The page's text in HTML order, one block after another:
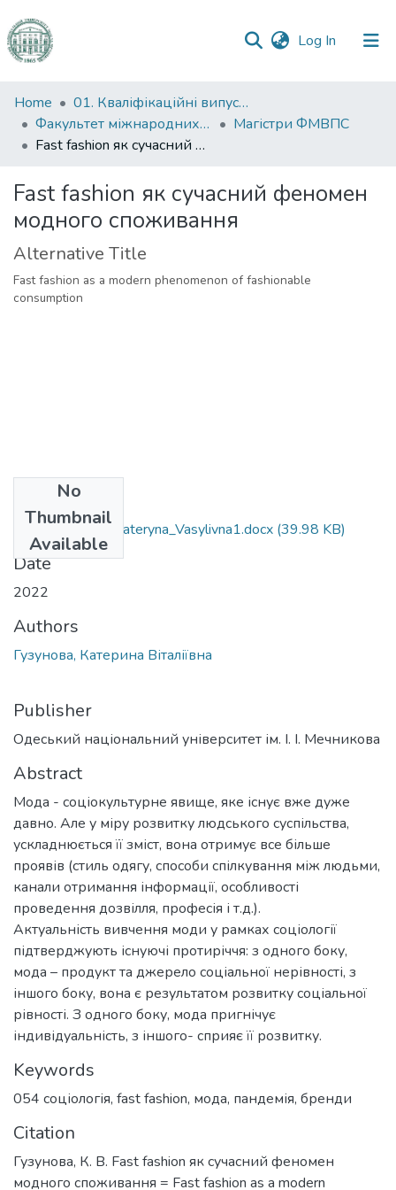
Log In (current)
Communities
&
Collections
Statistics
Home
01. Кваліфікаційні випускні роботи здобувачів вищої освіти
Факультет міжнародних відносин, політології та соціології
Магістри ФМВПС
Fast fashion як сучасний феномен модного споживання
Fast fashion як сучасний феномен
модного споживання
Alternative Title
Fast fashion as a modern phenomenon of fashionable
consumption
No
Thumbnail
Available
054_Huzunova_Kateryna_Vasylivna1.docx (39.98 KB)
Date
2022
Authors
Гузунова, Катерина Віталіївна
Publisher
Одеський національний університет ім. І. І. Мечникова
Abstract
Мода - соціокультурне явище, яке існує вже дуже
давно. Але у міру розвитку людського суспільства,
ускладнюється її зміст, вона отримує все більше
проявів (стиль одягу, способи спілкування між людьми,
канали отримання інформації, особливості
проведення дозвілля, професія і т.д.).
Актуальність вивчення моди у рамках соціології
підтверджують існуючі протиріччя: з одного боку,
мода – продукт та джерело соціальної нерівності, з
іншого боку, вона є результатом розвитку соціальної
рівності. З одного боку, мода пригнічує
індивідуальність, з іншого- сприяє її розвитку.
Keywords
054 соціологія, fast fashion, мода, пандемія, бренди
Citation
Гузунова, К. В. Fast fashion як сучасний феномен
модного споживання = Fast fashion as a modern